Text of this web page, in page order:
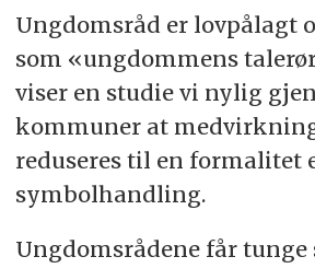
Ungdomsråd er lovpålagt
som «ungdommens
viser en studie vi nylig
kommuner at
reduseres til en formalitet
symbolhandling.
Ungdomsrådene får tunge